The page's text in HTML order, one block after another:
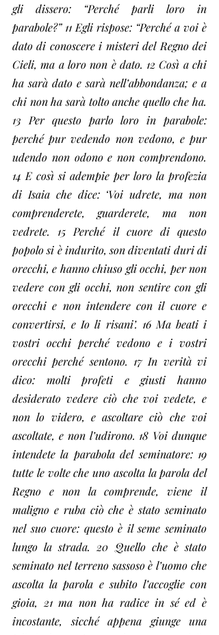
gli dissero: “Perché parli loro in
parabole?” 11 Egli rispose: “Perché a voi è
dato di conoscere i misteri del Regno dei
Cieli, ma a loro non è dato. 12 Così a chi
ha sarà dato e sarà nell’abbondanza; e a
chi non ha sarà tolto anche quello che ha.
13 Per questo parlo loro in parabole:
perché pur vedendo non vedono, e pur
udendo non odono e non comprendono.
14 E così si adempie per loro la profezia
di Isaia che dice: ‘Voi udrete, ma non
comprenderete, guarderete, ma non
vedrete. 15 Perché il cuore di questo
popolo si è indurito, son diventati duri di
orecchi, e hanno chiuso gli occhi, per non
vedere con gli occhi, non sentire con gli
orecchi e non intendere con il cuore e
convertirsi, e Io li risani’. 16 Ma beati i
vostri occhi perché vedono e i vostri
orecchi perché sentono. 17 In verità vi
dico: molti profeti e giusti hanno
desiderato vedere ciò che voi vedete, e
non lo videro, e ascoltare ciò che voi
ascoltate, e non l’udirono. 18 Voi dunque
intendete la parabola del seminatore: 19
tutte le volte che uno ascolta la parola del
Regno e non la comprende, viene il
maligno e ruba ciò che è stato seminato
nel suo cuore: questo è il seme seminato
lungo la strada. 20 Quello che è stato
seminato nel terreno sassoso è l’uomo che
ascolta la parola e subito l’accoglie con
gioia, 21 ma non ha radice in sé ed è
incostante, sicché appena giunge una